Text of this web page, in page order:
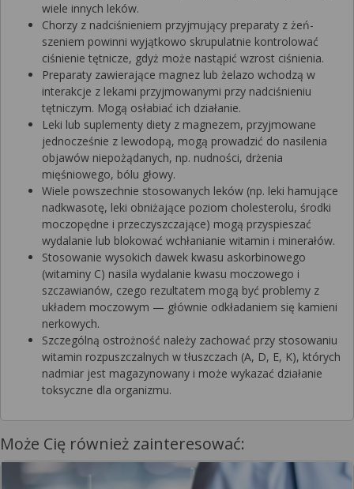
wiele innych leków.
Chorzy z nadciśnieniem przyjmujący preparaty z żeń-
szeniem powinni wyjątkowo skrupulatnie kontrolować
ciśnienie tętnicze, gdyż może nastąpić wzrost ciśnienia.
Preparaty zawierające magnez lub żelazo wchodzą w
interakcje z lekami przyjmowanymi przy nadciśnieniu
tętniczym. Mogą osłabiać ich działanie.
Leki lub suplementy diety z magnezem, przyjmowane
jednocześnie z lewodopą, mogą prowadzić do nasilenia
objawów niepożądanych, np. nudności, drżenia
mięśniowego, bólu głowy.
Wiele powszechnie stosowanych leków (np. leki hamujące
nadkwasotę, leki obniżające poziom cholesterolu, środki
moczopędne i przeczyszczające) mogą przyspieszać
wydalanie lub blokować wchłanianie witamin i minerałów.
Stosowanie wysokich dawek kwasu askorbinowego
(witaminy C) nasila wydalanie kwasu moczowego i
szczawianów, czego rezultatem mogą być problemy z
układem moczowym — głównie odkładaniem się kamieni
nerkowych.
Szczególną ostrożność należy zachować przy stosowaniu
witamin rozpuszczalnych w tłuszczach (A, D, E, K), których
nadmiar jest magazynowany i może wykazać działanie
toksyczne dla organizmu.
Może Cię również zainteresować: